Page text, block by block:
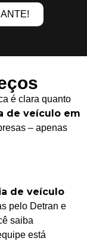
é clara quanto
de veículo em
– apenas
de veículo
pelo Detran e
saiba
está